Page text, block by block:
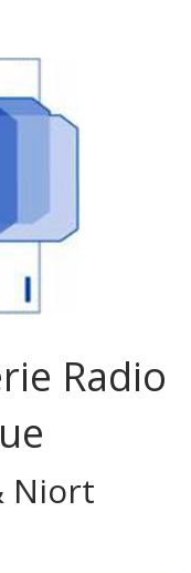
Radio
Niort